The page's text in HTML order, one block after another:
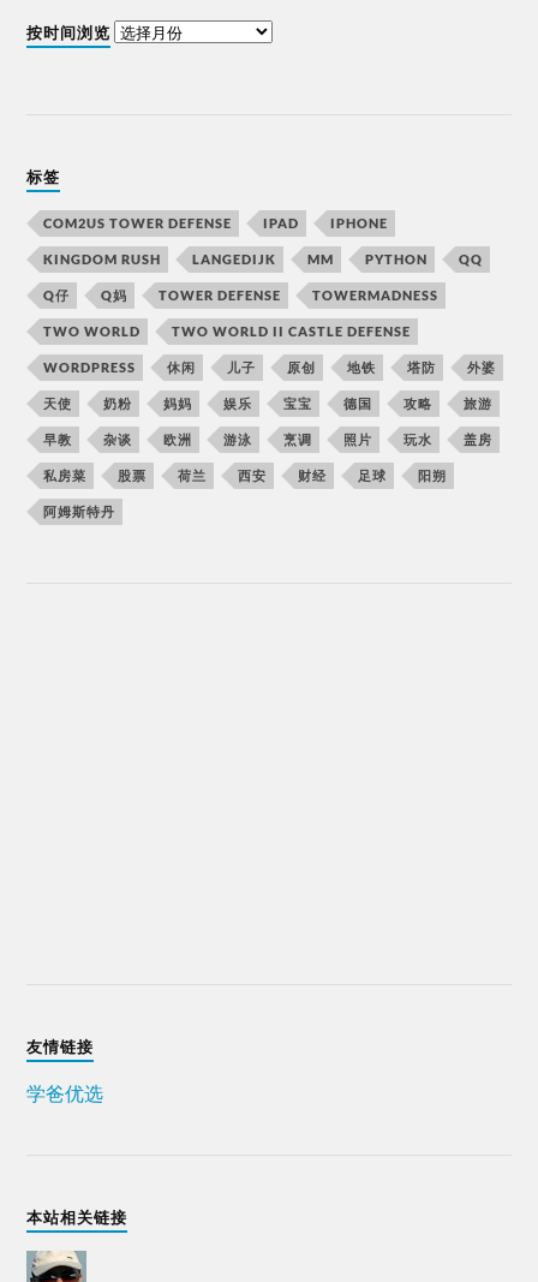
按时间浏览
标签
COM2US TOWER DEFENSE IPAD IPHONE
KINGDOM RUSH LANGEDIJK MM PYTHON QQ
Q仔 Q妈 TOWER DEFENSE TOWERMADNESS
TWO WORLD TWO WORLD II CASTLE DEFENSE
WORDPRESS 休闲 儿子 原创 地铁 塔防 外婆
天使 奶粉 妈妈 娱乐 宝宝 德国 攻略 旅游
早教 杂谈 欧洲 游泳 烹调 照片 玩水 盖房
私房菜 股票 荷兰 西安 财经 足球 阳朔
阿姆斯特丹
友情链接
学爸优选
本站相关链接